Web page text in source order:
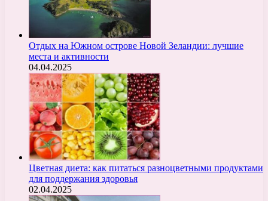
Отдых на Южном острове Новой Зеландии: лучшие
места и активности
04.04.2025
Цветная диета: как питаться разноцветными продуктами
для поддержания здоровья
02.04.2025